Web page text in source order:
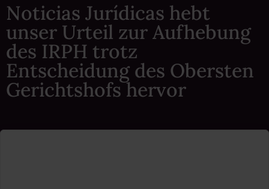
Noticias Jurídicas hebt
unser Urteil zur Aufhebung
des IRPH trotz
Entscheidung des Obersten
Gerichtshofs hervor